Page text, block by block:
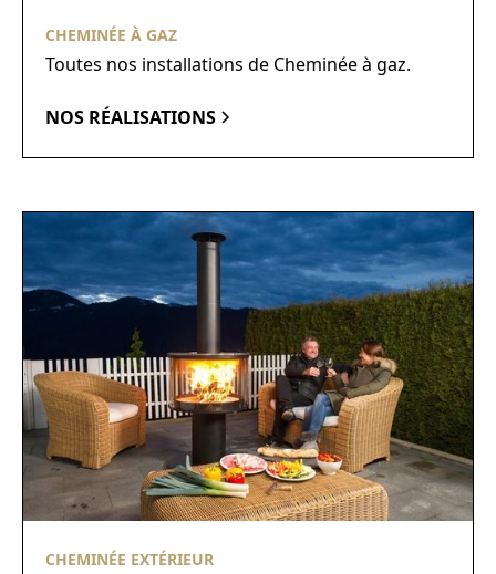
CHEMINÉE À GAZ
Toutes nos installations de Cheminée à gaz.
NOS RÉALISATIONS
CHEMINÉE EXTÉRIEUR